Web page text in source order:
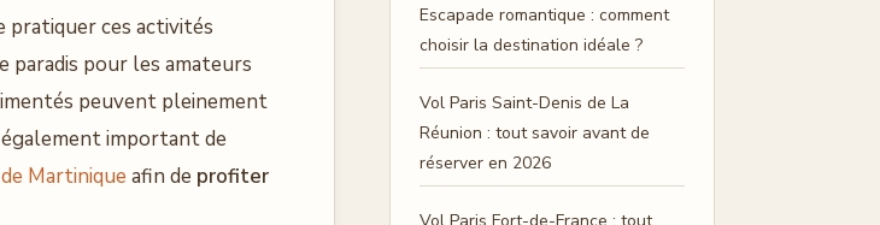
ces activités
paradis pour les amateurs
peuvent pleinement
important de
Martinique afin de profiter
Escapade romantique : comment
choisir la destination idéale ?
Vol Paris Saint-Denis de La
Réunion : tout savoir avant de
réserver en 2026
Vol Paris Fort-de-France : tout